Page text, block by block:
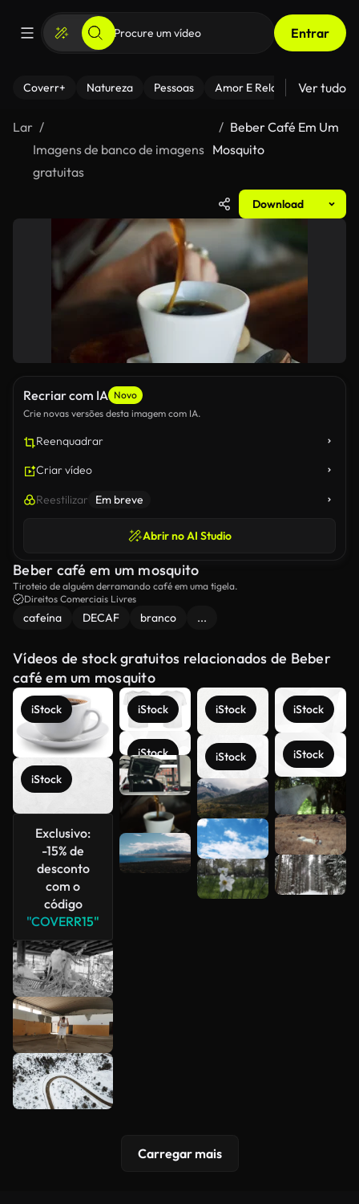
Entrar
Coverr+ Natureza Pessoas Amor E Relacionamentos
Ver tudo
Lar
Imagens de banco de imagens
gratuitas
Beber Café Em Um
Mosquito
Download
Recriar com IA Novo
Crie novas versões desta imagem com IA.
Reenquadrar
Criar vídeo
Reestilizar Em breve
Abrir no AI Studio
Beber café em um mosquito
Tiroteio de alguém derramando café em uma tigela.
Direitos Comerciais Livres
cafeína DECAF branco ...
Vídeos de stock gratuitos relacionados de Beber
café em um mosquito
iStock
iStock
Exclusivo:
-15% de
desconto
com o
código
"COVERR15"
iStock
iStock
iStock
iStock
iStock
iStock
Veja mais
Carregar mais